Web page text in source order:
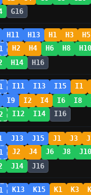
G16
H11 H13 H1 H3 H5
H2 H4 H6 H8 H10
H14 H16
I11 I13 I15 I1
I9 I2 I4 I6 I8
I12 I14 I16
J13 J15 J1 J3
J2 J4 J6 J8 J10
J14 J16
K13 K15 K1 K3